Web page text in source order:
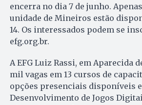
encerra no dia 7 de junho.
unidade de Mineiros estão
14. Os interessados podem se
efg.org.br.
A EFG Luiz Rassi, em Aparecida
mil vagas em 13 cursos de
opções presenciais disponíveis
Desenvolvimento de Jogos